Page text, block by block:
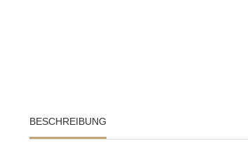
BESCHREIBUNG